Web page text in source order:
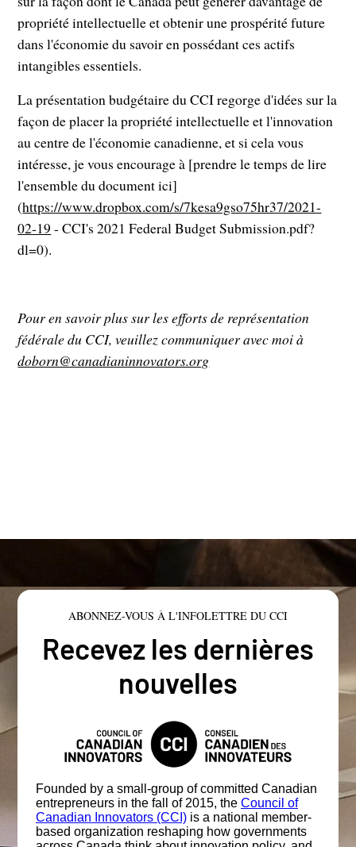
propriété intellectuelle et obtenir une prospérité future
dans l'économie du savoir en possédant ces actifs
intangibles essentiels.
La présentation budgétaire du CCI regorge d'idées sur la
façon de placer la propriété intellectuelle et l'innovation
au centre de l'économie canadienne, et si cela vous
intéresse, je vous encourage à [prendre le temps de lire
l'ensemble du document ici]
(https://www.dropbox.com/s/7kesa9gso75hr37/2021-
02-19 - CCI's 2021 Federal Budget Submission.pdf?
dl=0).
Pour en savoir plus sur les efforts de représentation
fédérale du CCI, veuillez communiquer avec moi à
doborn@canadianinnovators.org
ABONNEZ-VOUS À L'INFOLETTRE DU CCI
Recevez les dernières
nouvelles